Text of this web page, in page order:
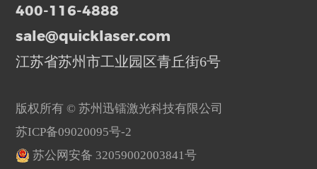
400-116-4888
sale@quicklaser.com
江苏省苏州市工业园区青丘街6号
版权所有 © 苏州迅镭激光科技有限公司
苏ICP备09020095号-2
苏公网安备 32059002003841号